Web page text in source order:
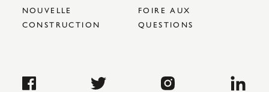
NOUVELLE
CONSTRUCTION
FOIRE AUX
QUESTIONS